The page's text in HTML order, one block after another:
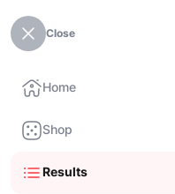
Close
Home
Shop
Results